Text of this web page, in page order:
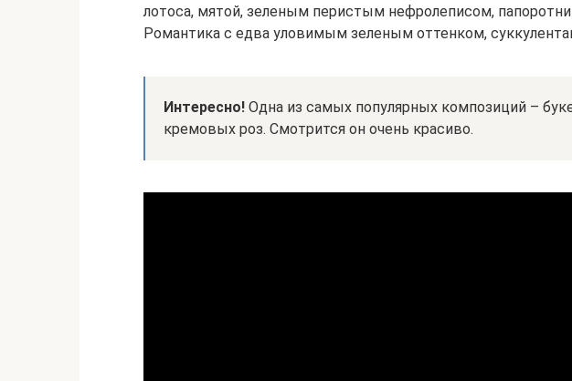
лотоса, мятой, зеленым перистым нефролеписом,
Романтика с едва уловимым зеленым оттенком,
Интересно! Одна из самых популярных композиций –
кремовых роз. Смотрится он очень красиво.